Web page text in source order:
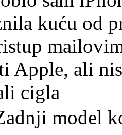
kuću od
Apple, ali
cigla
model